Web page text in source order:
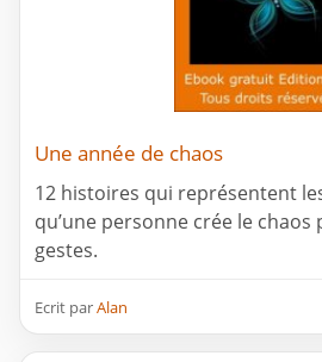
Une année de chaos
12 histoires qui représentent
qu’une personne crée le chaos
gestes.
Ecrit parAlan